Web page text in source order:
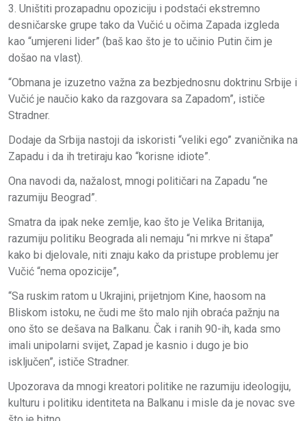
3. Uništiti prozapadnu opoziciju i podstaći ekstremno
desničarske grupe tako da Vučić u očima Zapada izgleda
kao “umjereni lider” (baš kao što je to učinio Putin čim je
došao na vlast).
“Obmana je izuzetno važna za bezbjednosnu doktrinu Srbije i
Vučić je naučio kako da razgovara sa Zapadom”, ističe
Stradner.
Dodaje da Srbija nastoji da iskoristi “veliki ego” zvaničnika na
Zapadu i da ih tretiraju kao “korisne idiote”.
Ona navodi da, nažalost, mnogi političari na Zapadu “ne
razumiju Beograd”.
Smatra da ipak neke zemlje, kao što je Velika Britanija,
razumiju politiku Beograda ali nemaju “ni mrkve ni štapa”
kako bi djelovale, niti znaju kako da pristupe problemu jer
Vučić “nema opozicije”,
“Sa ruskim ratom u Ukrajini, prijetnjom Kine, haosom na
Bliskom istoku, ne čudi me što malo njih obraća pažnju na
ono što se dešava na Balkanu. Čak i ranih 90-ih, kada smo
imali unipolarni svijet, Zapad je kasnio i dugo je bio
isključen”, ističe Stradner.
Upozorava da mnogi kreatori politike ne razumiju ideologiju,
kulturu i politiku identiteta na Balkanu i misle da je novac sve